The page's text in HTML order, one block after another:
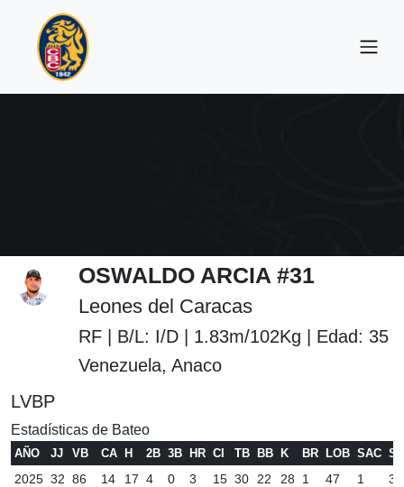
OSWALDO ARCIA #31
Leones del Caracas
RF | B/L: I/D | 1.83m/102Kg | Edad: 35
Venezuela, Anaco
LVBP
Estadísticas de Bateo
AÑO JJ VB CA H 2B 3B HR CI TB BB K BR LOB SAC SF
2025 32 86 14 17 4 0 3 15 30 22 28 1 47 1
3